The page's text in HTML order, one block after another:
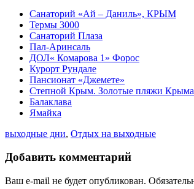
Санаторий «Ай – Даниль», КРЫМ
Термы 3000
Санаторий Плаза
Пал-Аринсаль
ДОЛ« Комарова 1» Форос
Курорт Рундале
Пансионат «Джемете»
Степной Крым. Золотые пляжи Крыма
Балаклава
Ямайка
выходные дни, Отдых на выходные
Добавить комментарий
Ваш e-mail не будет опубликован.